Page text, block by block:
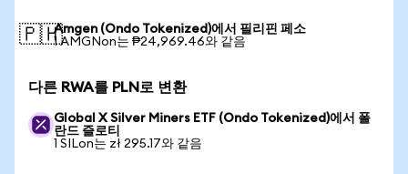
🇵🇭Amgen (Ondo Tokenized)에서 필리핀 페소
1 AMGNon는 ₱24,969.46와 같음
다른 RWA를 PLN로 변환
Global X Silver Miners ETF (Ondo Tokenized)에서 폴
란드 즐로티
1 SILon는 zł 295.17와 같음